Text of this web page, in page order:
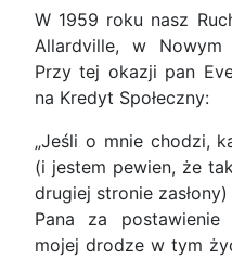
W 1959 roku nasz
Allardville, w Nowym
Przy tej okazji pan
na Kredyt Społeczny:
„Jeśli o mnie chodzi,
(i jestem pewien, że
drugiej stronie zasłony)
Pana za postawienie
mojej drodze w tym